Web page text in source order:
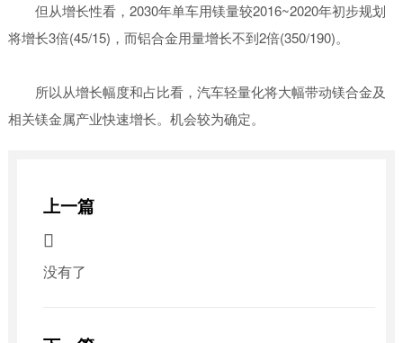
但从增长性看，2030年单车用镁量较2016~2020年初步规划
将增长3倍(45/15)，而铝合金用量增长不到2倍(350/190)。
所以从增长幅度和占比看，汽车轻量化将大幅带动镁合金及
相关镁金属产业快速增长。机会较为确定。
上一篇

没有了